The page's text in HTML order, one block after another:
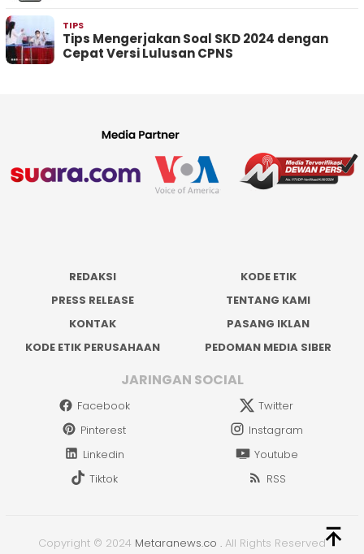
TIPS
Tips Mengerjakan Soal SKD 2024 dengan
Cepat Versi Lulusan CPNS
REDAKSI
KODE ETIK
PRESS RELEASE
TENTANG KAMI
KONTAK
PASANG IKLAN
KODE ETIK PERUSAHAAN
PEDOMAN MEDIA SIBER
JARINGAN SOCIAL
Facebook
Twitter
Pinterest
Instagram
Linkedin
Youtube
Tiktok
RSS
Copyright © 2024 Metaranews.co . All Rights Reserved